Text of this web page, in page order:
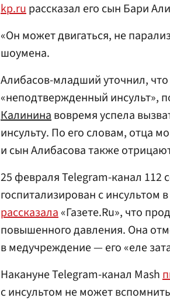
kp.ruрассказал его сын Бари
«Он может двигаться, не
шоумена.
Алибасов-младший уточнил, что
«неподтвержденный инсульт»,
Калининавовремя успела
инсульту. По его словам, отца
и сын Алибасова также
25 февраля Telegram-канал 112
госпитализирован с инсультом в
рассказала«Газете.Ru», что
повышенного давления. Она
в медучреждение — его «еле
Накануне Telegram-канал Mash
с инсультом не может